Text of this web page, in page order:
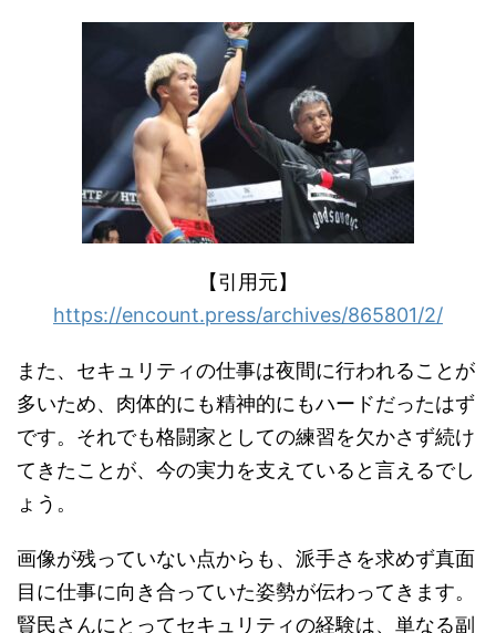
【引用元】
https://encount.press/archives/865801/2/
また、セキュリティの仕事は夜間に行われることが
多いため、肉体的にも精神的にもハードだったはず
です。それでも格闘家としての練習を欠かさず続け
てきたことが、今の実力を支えていると言えるでし
ょう。
画像が残っていない点からも、派手さを求めず真面
目に仕事に向き合っていた姿勢が伝わってきます。
賢民さんにとってセキュリティの経験は、単なる副